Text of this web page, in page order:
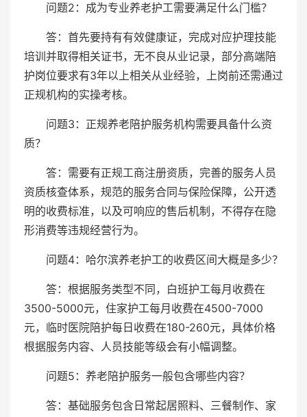
问题2：成为专业养老护工需要满足什么门槛？
答：首先要持有有效健康证，完成对应护理技能
培训并取得相关证书，无不良从业记录，部分高端陪
护岗位要求有3年以上相关从业经验，上岗前还需通过
正规机构的实操考核。
问题3：正规养老陪护服务机构需要具备什么资
质？
答：需要有正规工商注册资质，完善的服务人员
资质核查体系，规范的服务合同与保险保障，公开透
明的收费标准，以及可响应的售后机制，不得存在隐
形消费等违规经营行为。
问题4：哈尔滨养老护工的收费区间大概是多少？
答：根据服务类型不同，白班护工每月收费在
3500-5000元，住家护工每月收费在4500-7000
元，临时医院陪护每日收费在180-260元，具体价格
根据服务内容、人员技能等级会有小幅调整。
问题5：养老陪护服务一般包含哪些内容？
答：基础服务包含日常起居照料、三餐制作、家